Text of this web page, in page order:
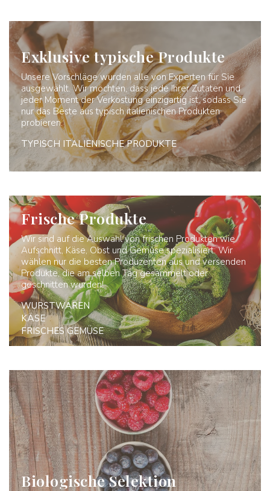
Exklusive typische Produkte
Unsere Vorschläge wurden alle von Experten für Sie
ausgewählt. Wir möchten, dass jede Ihrer Zutaten und
jeder Moment der Verkostung einzigartig ist, sodass Sie
nur das Beste aus typisch italienischen Produkten
probieren.
TYPISCH ITALIENISCHE PRODUKTE
Frische Produkte
Wir sind auf die Auswahl von frischen Produkten wie
Aufschnitt, Käse, Obst und Gemüse spezialisiert: Wir
wählen nur die besten Produzenten aus und versenden
Produkte, die am selben Tag gesammelt oder
geschnitten wurden!
WURSTWAREN
KÄSE
FRISCHES GEMÜSE
Biologische Selektion